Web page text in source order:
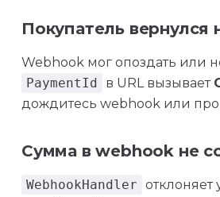
Покупатель вернулся
Webhook мог опоздать или
PaymentId
в URL вызывает
дождитесь webhook или
Сумма в webhook не
WebhookHandler отклоняет